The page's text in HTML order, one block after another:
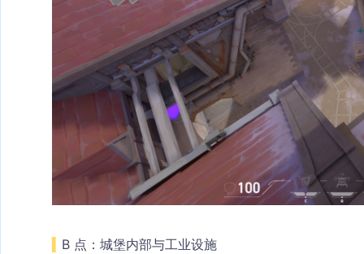
B 点：城堡内部与工业设施